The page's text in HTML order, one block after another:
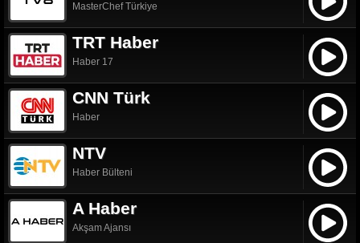
MasterChef Türkiye
TRT Haber
Haber 17
CNN Türk
Haber
NTV
Haber Bülteni
A Haber
Akşam Ajansı